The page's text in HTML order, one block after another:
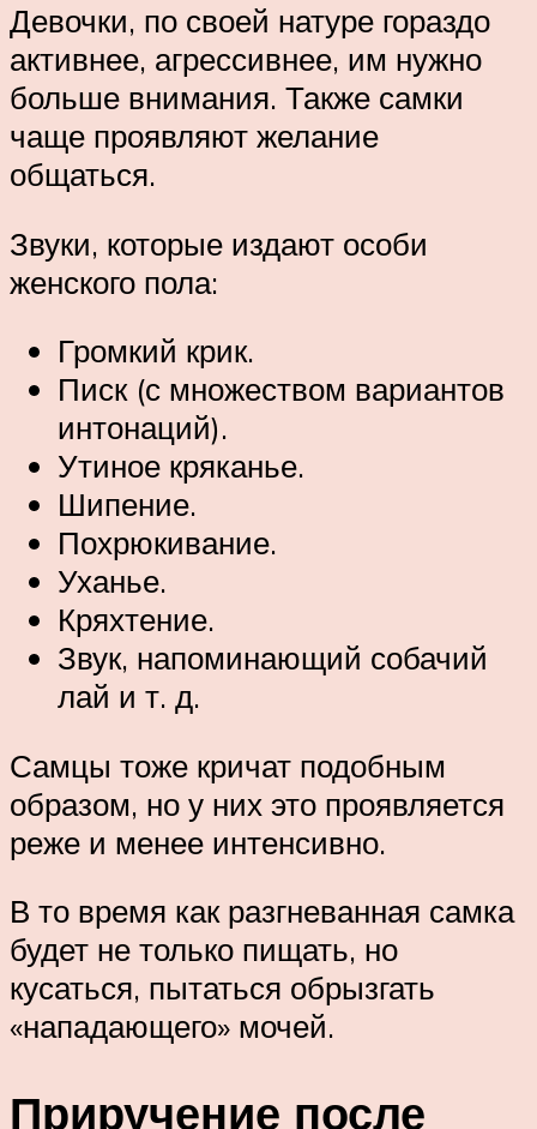
Девочки, по своей натуре гораздо
активнее, агрессивнее, им нужно
больше внимания. Также самки
чаще проявляют желание
общаться.
Звуки, которые издают особи
женского пола:
Громкий крик.
Писк (с множеством вариантов
интонаций).
Утиное кряканье.
Шипение.
Похрюкивание.
Уханье.
Кряхтение.
Звук, напоминающий собачий
лай и т. д.
Самцы тоже кричат подобным
образом, но у них это проявляется
реже и менее интенсивно.
В то время как разгневанная самка
будет не только пищать, но
кусаться, пытаться обрызгать
«нападающего» мочей.
Приручение после